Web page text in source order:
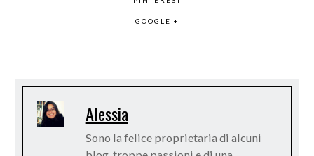
GOOGLE +
Alessia
Sono la felice proprietaria di alcuni